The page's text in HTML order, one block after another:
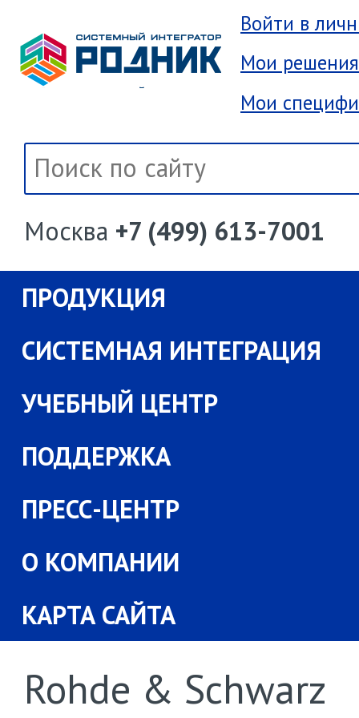
Войти в
Мои решения
Мои
Москва +7 (499) 613-7001
ПРОДУКЦИЯ
СИСТЕМНАЯ ИНТЕГРАЦИЯ
УЧЕБНЫЙ ЦЕНТР
ПОДДЕРЖКА
ПРЕСС-ЦЕНТР
О КОМПАНИИ
КАРТА САЙТА
Rohde & Schwarz